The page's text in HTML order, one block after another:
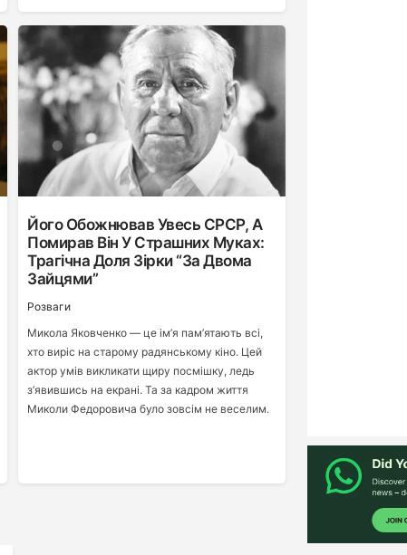
Його Обожнював Увесь СРСР, А
Помирав Він У Страшних Муках:
Трагічна Доля Зірки “За Двома
Зайцями”
Розваги
Микола Яковченко — це ім’я пам’ятають всі,
хто виріс на старому радянському кіно. Цей
актор умів викликати щиру посмішку, ледь
з’явившись на екрані. Та за кадром життя
Миколи Федоровича було зовсім не веселим.